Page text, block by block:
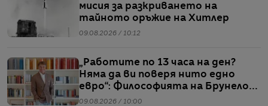
мисия за разкриването на
тайното оръжие на Хитлер
09.08.2026 / 10:12
„Работите по 13 часа на ден?
Няма да ви поверя нито едно
евро“: Философията на Брунело
Кучинели за бизнеса и живота
09.08.2026 / 10:00